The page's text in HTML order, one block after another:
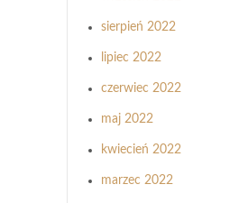
sierpień 2022
lipiec 2022
czerwiec 2022
maj 2022
kwiecień 2022
marzec 2022